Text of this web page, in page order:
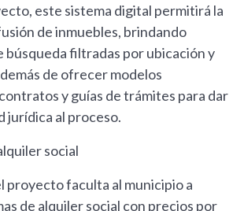
este sistema digital permitirá la
de inmuebles, brindando
búsqueda filtradas por ubicación y
de ofrecer modelos
y guías de trámites para dar
jurídica al proceso.
social
proyecto faculta al municipio a
de alquiler social con precios por